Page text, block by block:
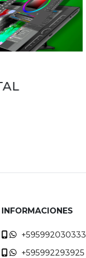
INFORMACIONES
+595992030333
+595992293925